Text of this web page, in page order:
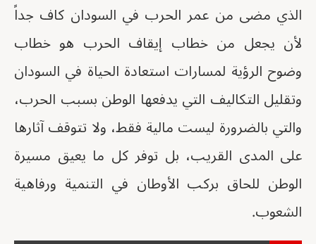
الذي مضى من عمر الحرب في السودان كاف جداً
لأن يجعل من خطاب إيقاف الحرب هو خطاب
وضوح الرؤية لمسارات استعادة الحياة في السودان
وتقليل التكاليف التي يدفعها الوطن بسبب الحرب،
والتي بالضرورة ليست مالية فقط، ولا تتوقف آثارها
على المدى القريب، بل توفر كل ما يعيق مسيرة
الوطن للحاق بركب الأوطان في التنمية ورفاهية
الشعوب.